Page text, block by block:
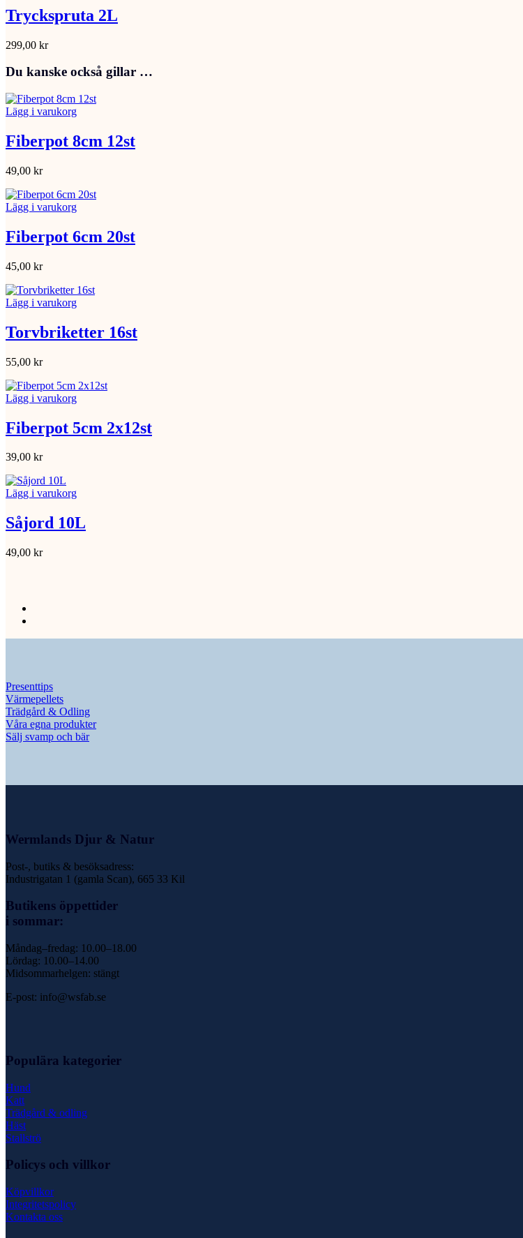
Tryckspruta 2L
299,00 kr
Du kanske också gillar …
Lägg i varukorg
Fiberpot 8cm 12st
49,00 kr
Lägg i varukorg
Fiberpot 6cm 20st
45,00 kr
Lägg i varukorg
Torvbriketter 16st
55,00 kr
Lägg i varukorg
Fiberpot 5cm 2x12st
39,00 kr
Lägg i varukorg
Såjord 10L
49,00 kr
Presenttips
Värmepellets
Trädgård & Odling
Våra egna produkter
Sälj svamp och bär
Wermlands Djur & Natur
Post-, butiks & besöksadress:
Industrigatan 1 (gamla Scan), 665 33 Kil
Butikens öppettider
i sommar:
Måndag–fredag: 10.00–18.00
Lördag: 10.00–14.00
Midsommarhelgen: stängt
E-post: info@wsfab.se
Populära kategorier
Hund
Katt
Trädgård & odling
Häst
Stallströ
Policys och villkor
Köpvillkor
Integritetspolicy
Kontakta oss